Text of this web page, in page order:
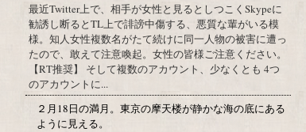
最近Twitter上で、相手が女性と見るとしつこくSkypeに
勧誘し断るとTL上で誹謗中傷する、悪質な輩がいる模
様。知人女性複数名がたて続けに同一人物の被害に遭っ
たので、敢えて注意喚起。女性の皆様ご注意ください。
【RT推奨】 そして複数のアカウント、少なくとも 4つ
のアカウントに...
２月18日の満月。東京の摩天楼が静かな海の底にある
ように見える。